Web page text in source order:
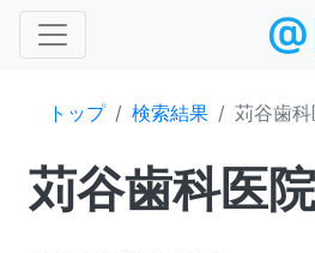
トップ 検索結果 苅谷歯
苅谷歯科医院